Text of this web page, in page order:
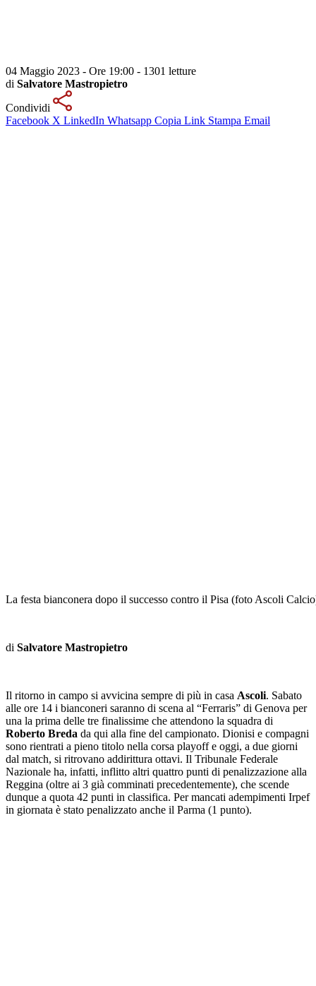
04 Maggio 2023 - Ore 19:00 - 1301 letture
di Salvatore Mastropietro
Condividi
Facebook X LinkedIn Whatsapp Copia Link Stampa Email
La festa bianconera dopo il successo contro il Pisa (foto Ascoli
di Salvatore Mastropietro
Il ritorno in campo si avvicina sempre di più in casa Ascoli. Sabato
alle ore 14 i bianconeri saranno di scena al “Ferraris” di Genova per
una la prima delle tre finalissime che attendono la squadra di
Roberto Breda da qui alla fine del campionato. Dionisi e compagni
sono rientrati a pieno titolo nella corsa playoff e oggi, a due giorni
dal match, si ritrovano addirittura ottavi. Il Tribunale Federale
Nazionale ha, infatti, inflitto altri quattro punti di penalizzazione alla
Reggina (oltre ai 3 già comminati precedentemente), che scende
dunque a quota 42 punti in classifica. Per mancati adempimenti Irpef
in giornata è stato penalizzato anche il Parma (1 punto).